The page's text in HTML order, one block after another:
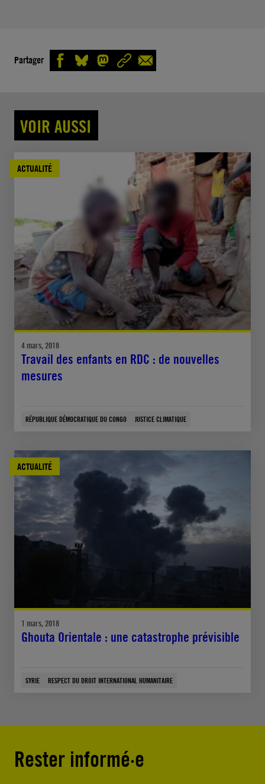
Partager
VOIR AUSSI
ACTUALITÉ
4 mars, 2018
Travail des enfants en RDC : de nouvelles
mesures
RÉPUBLIQUE DÉMOCRATIQUE DU CONGO JUSTICE CLIMATIQUE
ACTUALITÉ
1 mars, 2018
Ghouta Orientale : une catastrophe prévisible
SYRIE RESPECT DU DROIT INTERNATIONAL HUMANITAIRE
Rester informé·e